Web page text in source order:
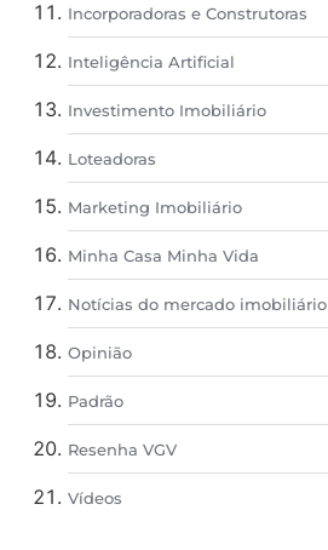
Incorporadoras e Construtoras
Inteligência Artificial
Investimento Imobiliário
Loteadoras
Marketing Imobiliário
Minha Casa Minha Vida
Notícias do mercado imobiliário
Opinião
Padrão
Resenha VGV
Vídeos